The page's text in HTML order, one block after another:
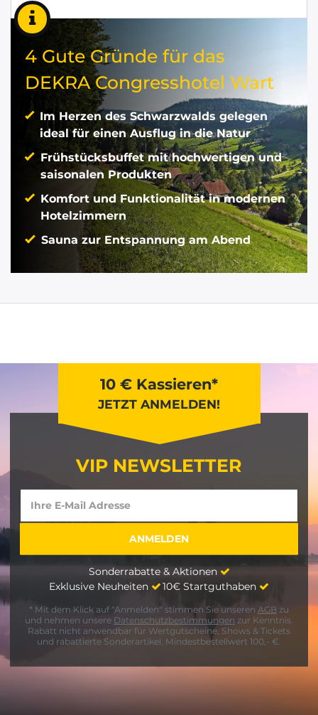
4 Gute Gründe für das
DEKRA Congresshotel Wart
Im Herzen des Schwarzwalds gelegen
ideal für einen Ausflug in die Natur
Frühstücksbuffet mit hochwertigen und
saisonalen Produkten
Komfort und Funktionalität in modernen
Hotelzimmern
Sauna zur Entspannung am Abend
10 € Kassieren*
JETZT ANMELDEN!
VIP NEWSLETTER
Sonderrabatte & Aktionen
Exklusive Neuheiten
10€ Startguthaben
* Mit dem Klick auf "Anmelden" stimmen Sie unseren AGB zu
und nehmen unsere Datenschutzbestimmungen zur Kenntnis.
Rabatt nicht anwendbar für Wertgutscheine, Shows & Tickets
und rabattierte Sonderartikel. Mindestbestellwert 100,- €.